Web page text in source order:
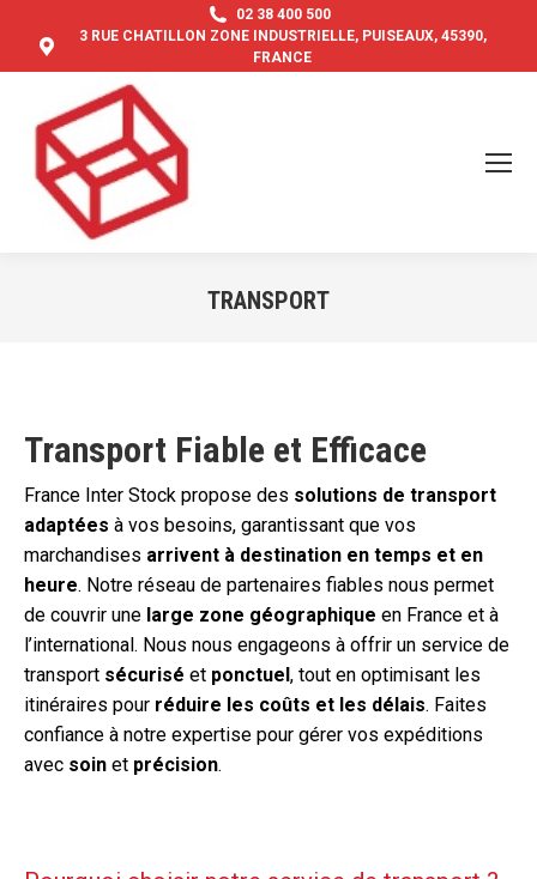
02 38 400 500
3 RUE CHATILLON ZONE INDUSTRIELLE, PUISEAUX, 45390,
FRANCE
TRANSPORT
Transport Fiable et Efficace
France Inter Stock propose des solutions de transport
adaptées à vos besoins, garantissant que vos
marchandises arrivent à destination en temps et en
heure. Notre réseau de partenaires fiables nous permet
de couvrir une large zone géographique en France et à
l’international. Nous nous engageons à offrir un service de
transport sécurisé et ponctuel, tout en optimisant les
itinéraires pour réduire les coûts et les délais. Faites
confiance à notre expertise pour gérer vos expéditions
avec soin et précision.